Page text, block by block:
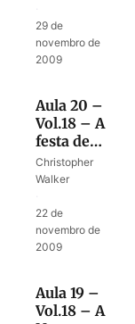
29 de
novembro de
2009
Aula 20 –
Vol.18 – A
festa de
celebração
Christopher
Walker
22 de
novembro de
2009
Aula 19 –
Vol.18 – A